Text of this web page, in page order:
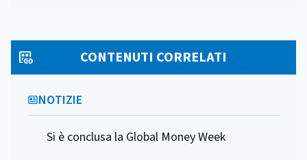
CONTENUTI CORRELATI
NOTIZIE
Si è conclusa la Global Money Week